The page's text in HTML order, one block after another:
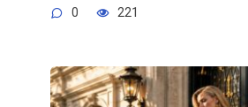
0 221